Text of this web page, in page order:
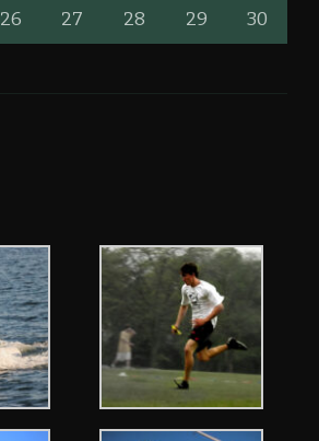
26 27 28 29 30